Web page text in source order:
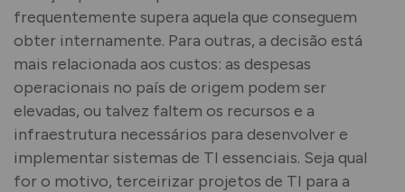
frequentemente supera aquela que conseguem
obter internamente. Para outras, a decisão está
mais relacionada aos custos: as despesas
operacionais no país de origem podem ser
elevadas, ou talvez faltem os recursos e a
infraestrutura necessários para desenvolver e
implementar sistemas de TI essenciais. Seja qual
for o motivo, terceirizar projetos de TI para a